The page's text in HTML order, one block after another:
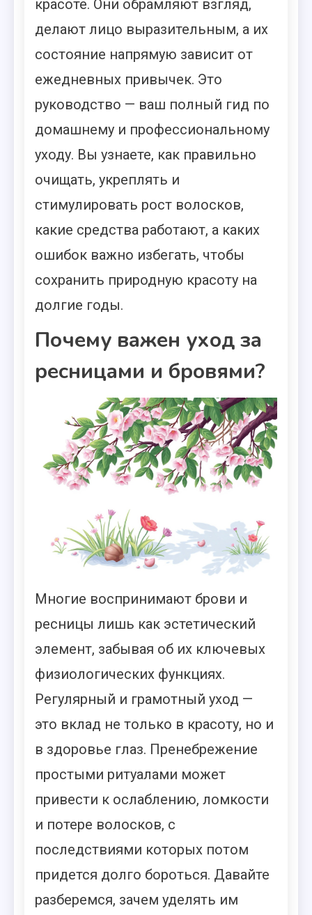
красоте. Они обрамляют взгляд,
делают лицо выразительным, а их
состояние напрямую зависит от
ежедневных привычек. Это
руководство — ваш полный гид по
домашнему и профессиональному
уходу. Вы узнаете, как правильно
очищать, укреплять и
стимулировать рост волосков,
какие средства работают, а каких
ошибок важно избегать, чтобы
сохранить природную красоту на
долгие годы.
Почему важен уход за
ресницами и бровями?
Многие воспринимают брови и
ресницы лишь как эстетический
элемент, забывая об их ключевых
физиологических функциях.
Регулярный и грамотный уход —
это вклад не только в красоту, но и
в здоровье глаз. Пренебрежение
простыми ритуалами может
привести к ослаблению, ломкости
и потере волосков, с
последствиями которых потом
придется долго бороться. Давайте
разберемся, зачем уделять им